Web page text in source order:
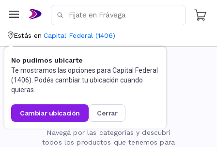
Estás en Capital Federal (1406)
No pudimos ubicarte
Te mostramos las opciones para Capital Federal
(1406). Podés cambiar tu ubicación cuando
quieras.
cambiar ubicación cerrar
La página no existe
Navegá por las categorías y descubrí
todos los productos que tenemos para